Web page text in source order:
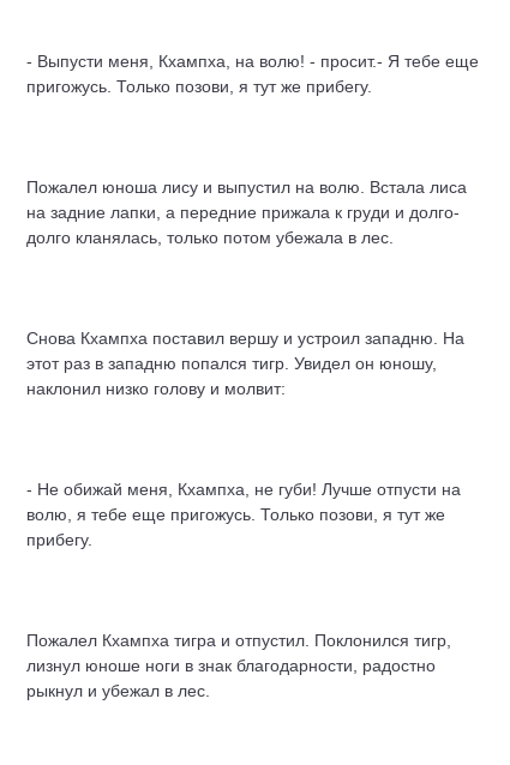
- Выпусти меня, Кхампха, на волю! - просит.- Я тебе еще
пригожусь. Только позови, я тут же прибегу.
Пожалел юноша лису и выпустил на волю. Встала лиса
на задние лапки, а передние прижала к груди и долго-
долго кланялась, только потом убежала в лес.
Снова Кхампха поставил вершу и устроил западню. На
этот раз в западню попался тигр. Увидел он юношу,
наклонил низко голову и молвит:
- Не обижай меня, Кхампха, не губи! Лучше отпусти на
волю, я тебе еще пригожусь. Только позови, я тут же
прибегу.
Пожалел Кхампха тигра и отпустил. Поклонился тигр,
лизнул юноше ноги в знак благодарности, радостно
рыкнул и убежал в лес.